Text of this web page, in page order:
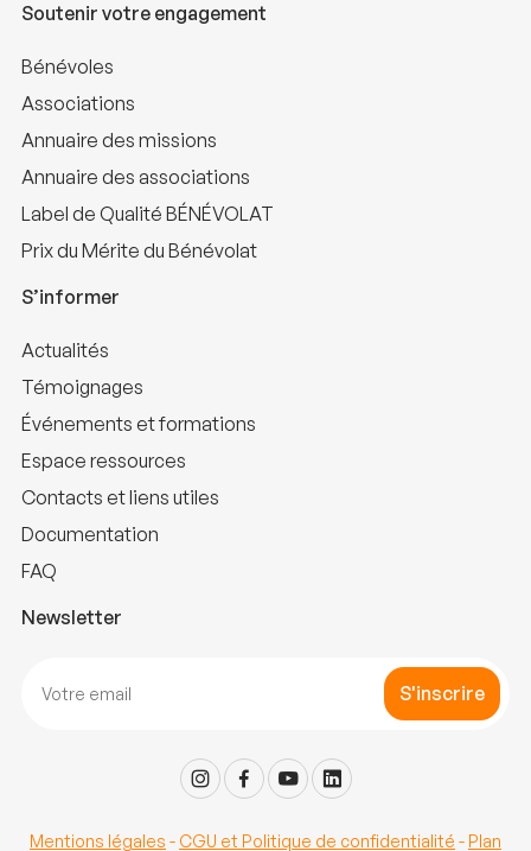
Soutenir votre engagement
Bénévoles
Associations
Annuaire des missions
Annuaire des associations
Label de Qualité BÉNÉVOLAT
Prix du Mérite du Bénévolat
S’informer
Actualités
Témoignages
Événements et formations
Espace ressources
Contacts et liens utiles
Documentation
FAQ
Newsletter
S'inscrire
Mentions légales - CGU et Politique de confidentialité - Plan